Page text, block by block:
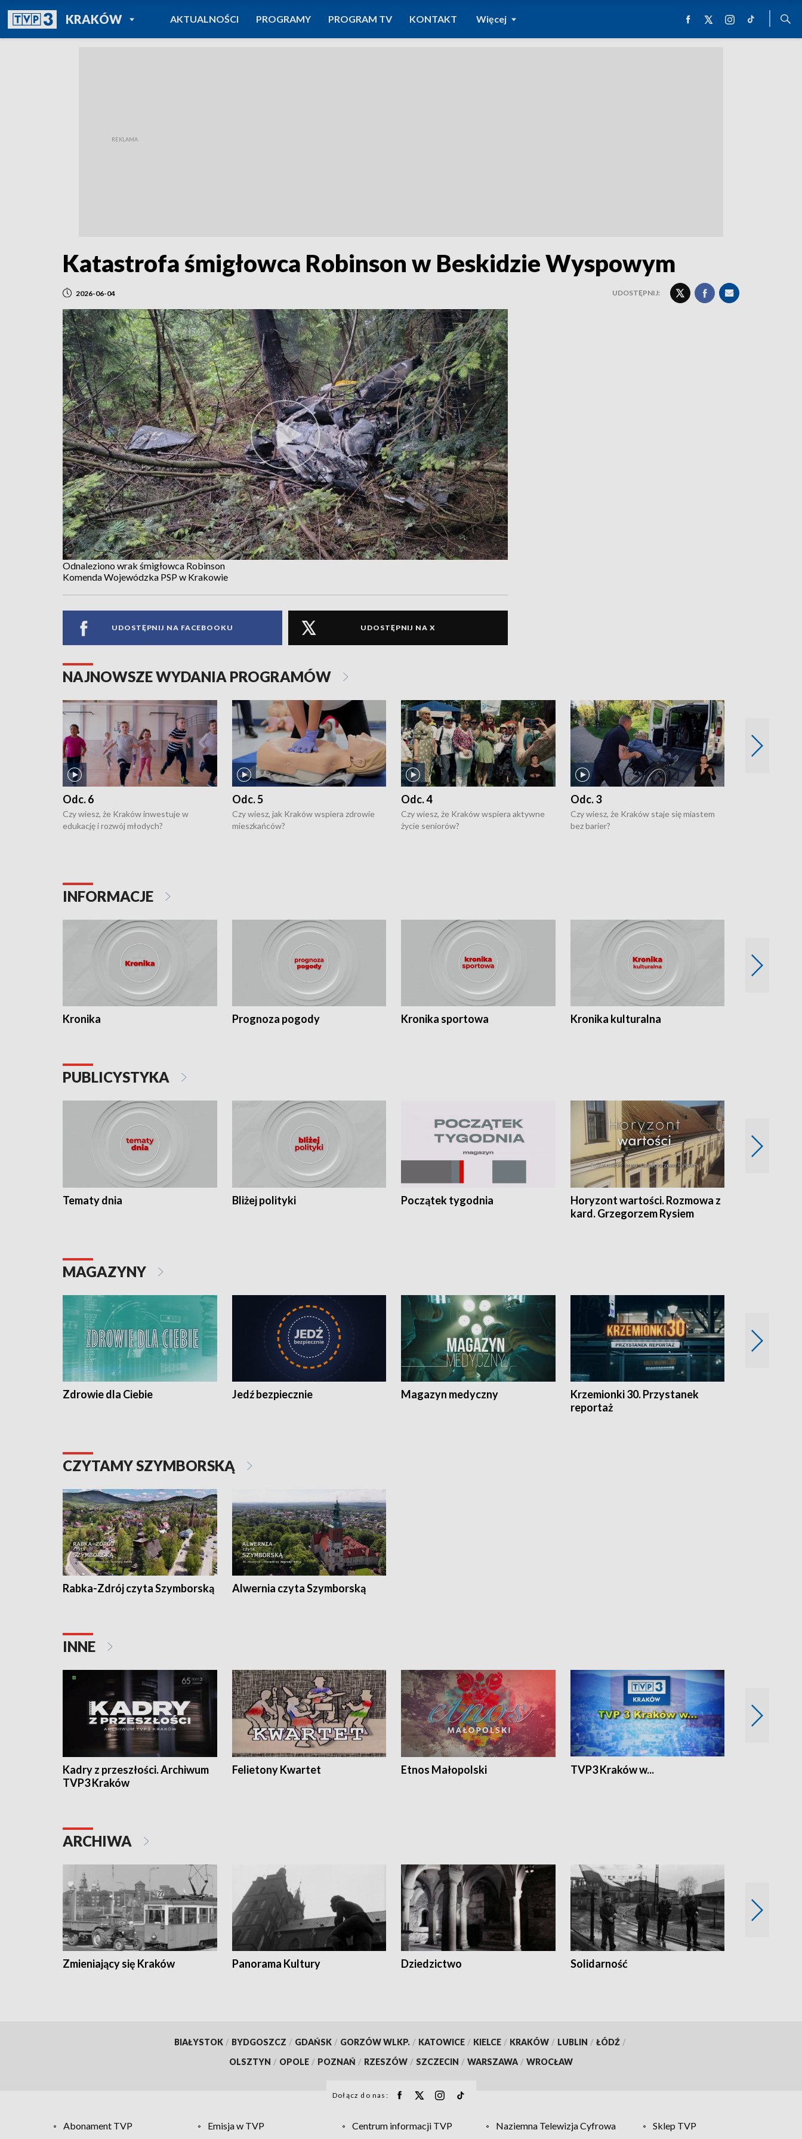
KRAKÓWPOWRÓT DO
TVP REGIONY
AKTUALNOŚCI PROGRAMY PROGRAM TV KONTAKT Więcej
Katastrofa śmigłowca Robinson w Beskidzie Wyspowym
2026-06-04 UDOSTĘPNIJ:
Odnaleziono wrak śmigłowca Robinson
Komenda Wojewódzka PSP w Krakowie
UDOSTĘPNIJ NA FACEBOOKU UDOSTĘPNIJ NA X
NAJNOWSZE WYDANIA PROGRAMÓW
Odc. 6
Czy wiesz, że Kraków inwestuje w
edukację i rozwój młodych?
Odc. 5
Czy wiesz, jak Kraków wspiera zdrowie
mieszkańców?
Odc. 4
Czy wiesz, że Kraków wspiera aktywne
życie seniorów?
Odc. 3
Czy wiesz, że Kraków staje się miastem
bez barier?
INFORMACJE
Kronika Prognoza pogody Kronika sportowa Kronika kulturalna
PUBLICYSTYKA
Tematy dnia Bliżej polityki Początek tygodnia
Horyzont wartości. Rozmowa z
kard. Grzegorzem Rysiem
MAGAZYNY
Zdrowie dla Ciebie Jedź bezpiecznie Magazyn medyczny
Krzemionki 30. Przystanek
reportaż
CZYTAMY SZYMBORSKĄ
Rabka-Zdrój czyta Szymborską Alwernia czyta Szymborską
INNE
Kadry z przeszłości. Archiwum
TVP3 Kraków
Felietony Kwartet Etnos Małopolski TVP3 Kraków w...
ARCHIWA
Zmieniający się Kraków Panorama Kultury Dziedzictwo Solidarność
BIAŁYSTOK / BYDGOSZCZ / GDAŃSK / GORZÓW WLKP. / KATOWICE / KIELCE / KRAKÓW / LUBLIN / ŁÓDŹ /
OLSZTYN / OPOLE / POZNAŃ / RZESZÓW / SZCZECIN / WARSZAWA / WROCŁAW
Dołącz do nas:
Abonament TVP Emisja w TVP Centrum informacji TVP Naziemna Telewizja Cyfrowa
Sklep TVP